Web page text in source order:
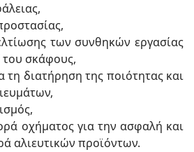
των συνθηκών εργασίας
του σκάφους,
τη διατήρηση της ποιότητας και
οχήματος για την ασφαλή και
αλιευτικών προϊόντων.